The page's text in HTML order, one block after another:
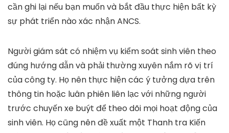
cần ghi lại nếu bạn muốn và bắt đầu thực hiện bất kỳ
sự phát triển nào xác nhận ANCS.
Người giám sát có nhiệm vụ kiểm soát sinh viên theo
đúng hướng dẫn và phải thường xuyên nắm rõ vị trí
của công ty. Họ nên thực hiện các ý tưởng dựa trên
thông tin hoặc luân phiên liên lạc với những người
trước chuyến xe buýt để theo dõi mọi hoạt động của
sinh viên. Họ cũng nên đề xuất một Thanh tra Kiến